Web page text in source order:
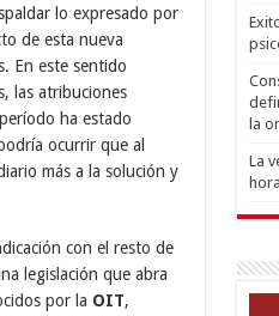
lo expresado por
de esta nueva
En este sentido
las atribuciones
ha estado
ocurrir que al
más a la solución y
con el resto de
legislación que abra
por la OIT,
la
La